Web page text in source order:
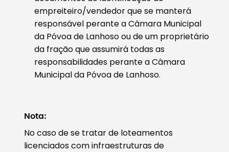
empreiteiro/vendedor que se manterá
responsável perante a Câmara Municipal
da Póvoa de Lanhoso ou de um proprietário
da fração que assumirá todas as
responsabilidades perante a Câmara
Municipal da Póvoa de Lanhoso.
Nota:
No caso de se tratar de loteamentos
licenciados com infraestruturas de